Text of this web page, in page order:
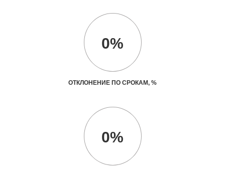
0%
ОТКЛОНЕНИЕ ПО СРОКАМ, %
0%